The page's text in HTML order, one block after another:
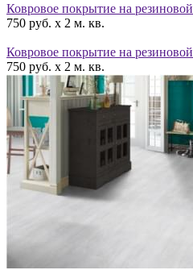
Ковровое покрытие на
750 руб. x 2 м. кв.
Ковровое покрытие на
750 руб. x 2 м. кв.